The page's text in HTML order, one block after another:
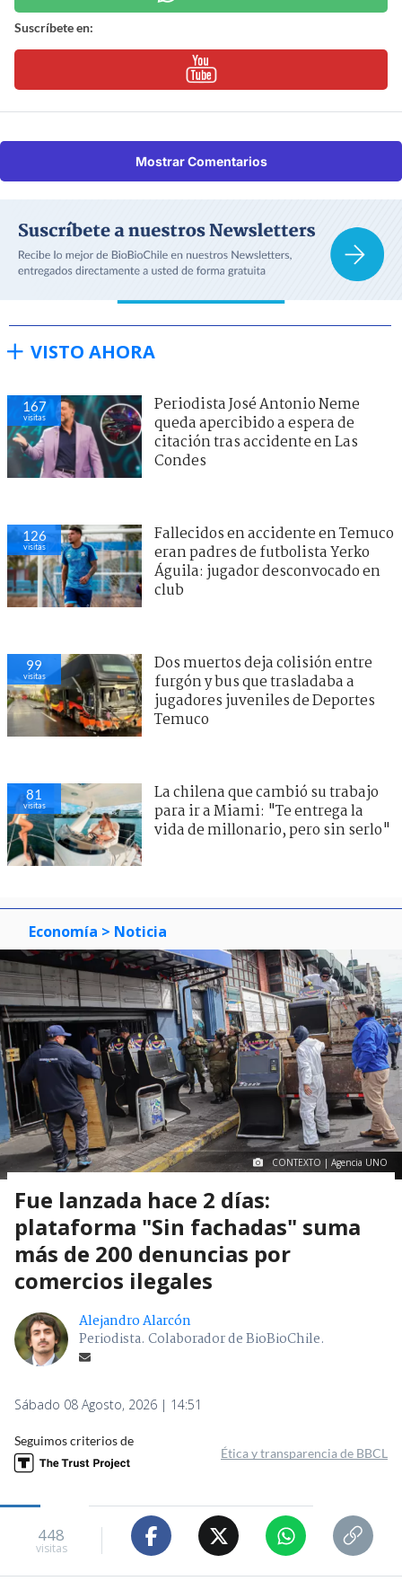
Suscríbete en:
Mostrar Comentarios
VISTO AHORA
167
visitas
Periodista José Antonio Neme
queda apercibido a espera de
citación tras accidente en Las
Condes
126
visitas
Fallecidos en accidente en Temuco
eran padres de futbolista Yerko
Águila: jugador desconvocado en
club
99
visitas
Dos muertos deja colisión entre
furgón y bus que trasladaba a
jugadores juveniles de Deportes
Temuco
81
visitas
La chilena que cambió su trabajo
para ir a Miami: "Te entrega la
vida de millonario, pero sin serlo"
Economía > Noticia
CONTEXTO | Agencia UNO
Fue lanzada hace 2 días:
plataforma "Sin fachadas" suma
más de 200 denuncias por
comercios ilegales
Alejandro Alarcón
Periodista. Colaborador de BioBioChile.
Sábado 08 Agosto, 2026 | 14:51
Seguimos criterios de
Ética y transparencia de BBCL
448
visitas